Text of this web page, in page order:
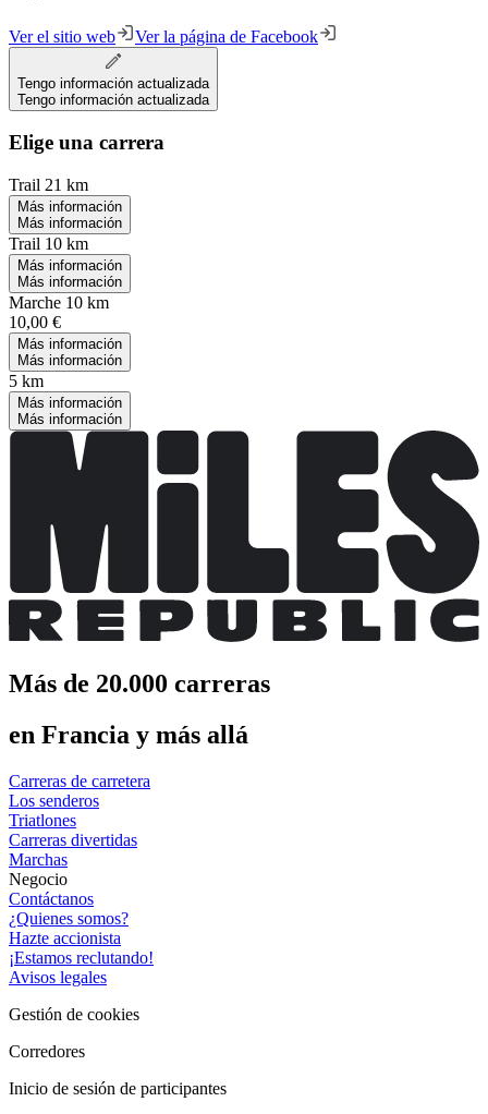
Ver el sitio web Ver la página de Facebook
Tengo información actualizada
Tengo información actualizada
Elige una carrera
Trail 21 km
Más información
Más información
Trail 10 km
Más información
Más información
Marche 10 km
10,00 €
Más información
Más información
5 km
Más información
Más información
Más de 20.000 carreras
en Francia y más allá
Carreras de carretera
Los senderos
Triatlones
Carreras divertidas
Marchas
Negocio
Contáctanos
¿Quienes somos?
Hazte accionista
¡Estamos reclutando!
Avisos legales
Gestión de cookies
Corredores
Inicio de sesión de participantes